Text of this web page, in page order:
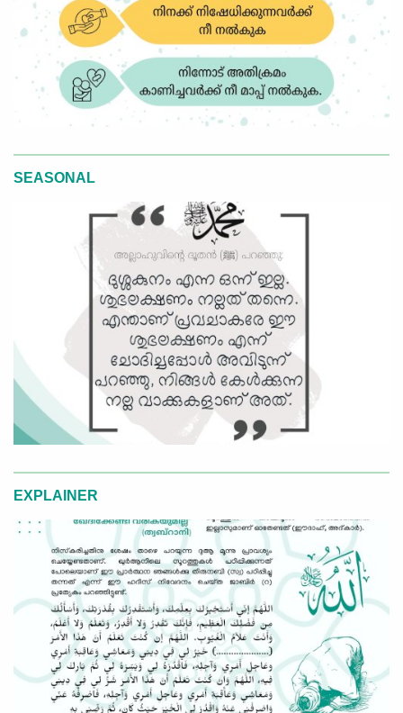
SEASONAL
EXPLAINER